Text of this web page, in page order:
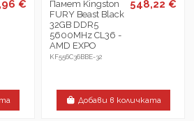
€
Памет Kingston
FURY Beast Black
32GB DDR5
5600MHz CL36 -
AMD EXPO
KF556C36BBE-32
548,22 €
Добави в количката